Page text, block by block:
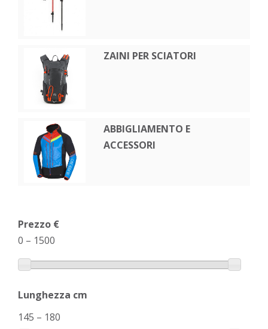
ZAINI PER SCIATORI
ABBIGLIAMENTO E
ACCESSORI
Prezzo €
0 – 1500
Lunghezza cm
145 – 180